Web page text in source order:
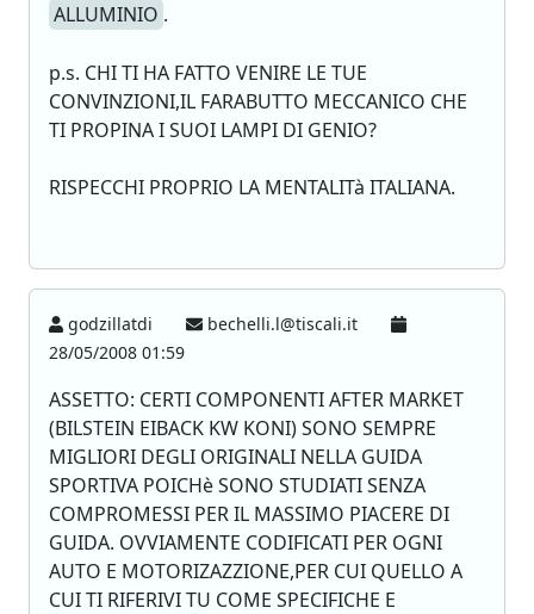
ALLUMINIO .
p.s. CHI TI HA FATTO VENIRE LE TUE
CONVINZIONI,IL FARABUTTO MECCANICO CHE
TI PROPINA I SUOI LAMPI DI GENIO?
RISPECCHI PROPRIO LA MENTALITà ITALIANA.
godzillatdi
bechelli.l@tiscali.it
28/05/2008 01:59
ASSETTO: CERTI COMPONENTI AFTER MARKET
(BILSTEIN EIBACK KW KONI) SONO SEMPRE
MIGLIORI DEGLI ORIGINALI NELLA GUIDA
SPORTIVA POICHè SONO STUDIATI SENZA
COMPROMESSI PER IL MASSIMO PIACERE DI
GUIDA. OVVIAMENTE CODIFICATI PER OGNI
AUTO E MOTORIZAZZIONE,PER CUI QUELLO A
CUI TI RIFERIVI TU COME SPECIFICHE E